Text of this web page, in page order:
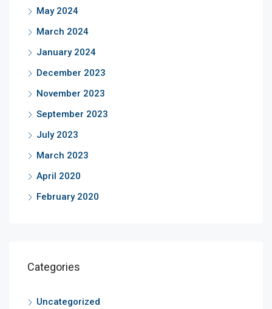
May 2024
March 2024
January 2024
December 2023
November 2023
September 2023
July 2023
March 2023
April 2020
February 2020
Categories
Uncategorized